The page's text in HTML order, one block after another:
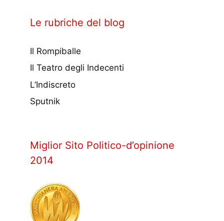
Le rubriche del blog
Il Rompiballe
Il Teatro degli Indecenti
L’Indiscreto
Sputnik
Miglior Sito Politico-d’opinione
2014